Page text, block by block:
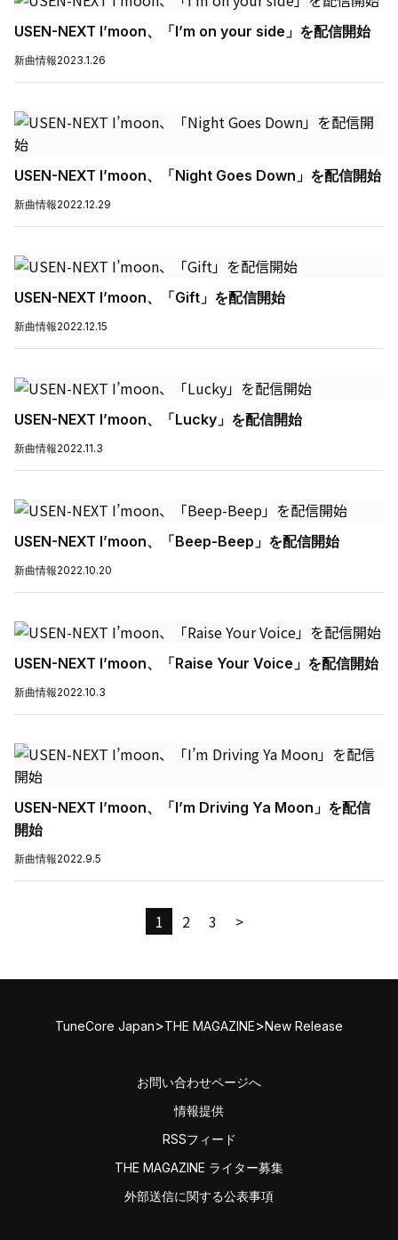
USEN-NEXT I’moon、「I’m on your side」を配信開始
新曲情報2023.1.26
USEN-NEXT I’moon、「Night Goes Down」を配信開始
新曲情報2022.12.29
USEN-NEXT I’moon、「Gift」を配信開始
新曲情報2022.12.15
USEN-NEXT I’moon、「Lucky」を配信開始
新曲情報2022.11.3
USEN-NEXT I’moon、「Beep-Beep」を配信開始
新曲情報2022.10.20
USEN-NEXT I’moon、「Raise Your Voice」を配信開始
新曲情報2022.10.3
USEN-NEXT I’moon、「I’m Driving Ya Moon」を配信
開始
新曲情報2022.9.5
1 2 3 >
TuneCore Japan>THE MAGAZINE>New Release
お問い合わせページへ
情報提供
RSSフィード
THE MAGAZINE ライター募集
外部送信に関する公表事項